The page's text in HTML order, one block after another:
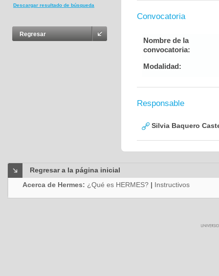
Descargar resultado de búsqueda
Regresar
Convocatoria
Nombre de la
convocatoria:
Modalidad:
Responsable
Silvia Baquero
Regresar a la página inicial
Acerca de Hermes: ¿Qué es HERMES? | Instructivos